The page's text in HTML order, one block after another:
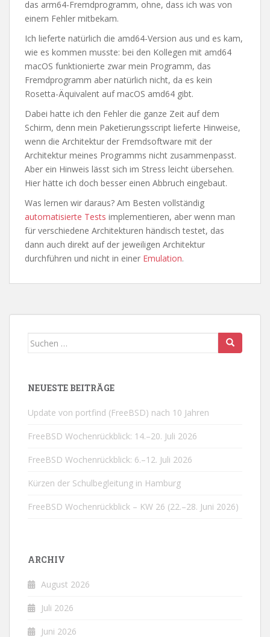
das arm64-Fremdprogramm, ohne, dass ich was von
einem Fehler mitbekam.
Ich lieferte natürlich die amd64-Version aus und es kam,
wie es kommen musste: bei den Kollegen mit amd64
macOS funktionierte zwar mein Programm, das
Fremdprogramm aber natürlich nicht, da es kein
Rosetta-Äquivalent auf macOS amd64 gibt.
Dabei hatte ich den Fehler die ganze Zeit auf dem
Schirm, denn mein Paketierungsscript lieferte Hinweise,
wenn die Architektur der Fremdsoftware mit der
Architektur meines Programms nicht zusammenpasst.
Aber ein Hinweis lässt sich im Stress leicht übersehen.
Hier hätte ich doch besser einen Abbruch eingebaut.
Was lernen wir daraus? Am Besten vollständig
automatisierte Tests implementieren, aber wenn man
für verschiedene Architekturen händisch testet, das
dann auch direkt auf der jeweiligen Architektur
durchführen und nicht in einer Emulation.
Suchen
NEUESTE BEITRÄGE
Update von portfind (FreeBSD) nach 10 Jahren
FreeBSD Wochenrückblick: 14.–20. Juli 2026
FreeBSD Wochenrückblick: 6.–12. Juli 2026
Kürzen der Schulbegleitung in Hamburg
FreeBSD Wochenrückblick – KW 26 (22.–28. Juni 2026)
ARCHIV
August 2026
Juli 2026
Juni 2026